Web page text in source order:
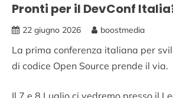
Pronti per il DevConf
22 giugno 2026 boostmedia
La prima conferenza italiana per
di codice Open Source prende il via.
Il 7 e 8 Luglio ci vedremo presso il